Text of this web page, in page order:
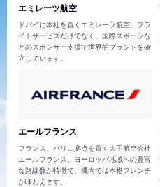
エミレーツ航空
ドバイに本社を置くエミレーツ航空。フラ
イトサービスだけでなく、国際スポーツな
どのスポンサー支援で世界的ブランドを確
立しています。
エールフランス
フランス、パリに拠点を置く大手航空会社
エールフランス。ヨーロッパ地域への豊富
な路線数が特徴で、機内では本格フレンチ
が味わえます。